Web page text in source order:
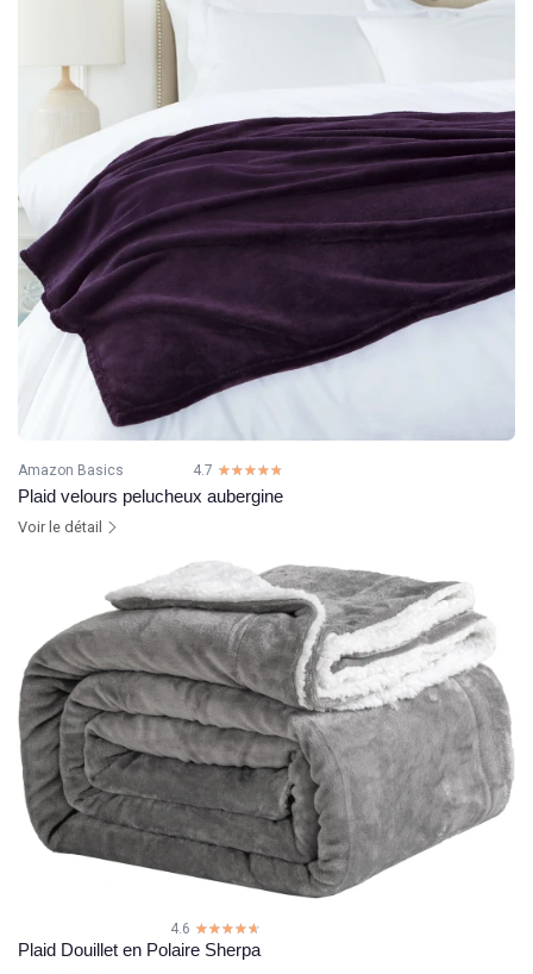
Amazon Basics 4.7 ☆☆☆☆☆
★★★★★
Plaid velours pelucheux aubergine
Voir le détail
4.6 ☆☆☆☆☆
★★★★★
Plaid Douillet en Polaire Sherpa